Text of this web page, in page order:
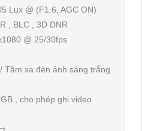
Lux @ (F1.6, AGC ON)
, BLC , 3D DNR
@ 25/30fps
Tầm xa đèn ánh sáng trắng
, cho phép ghi video